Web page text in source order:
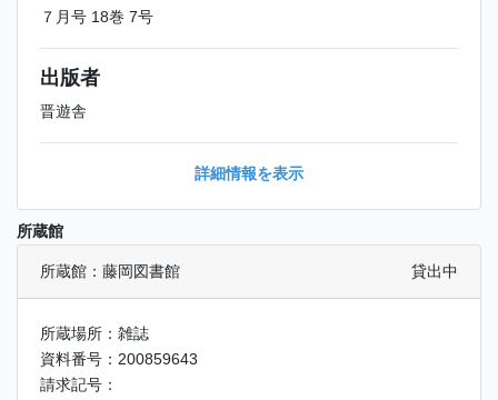
７月号 18巻 7号
出版者
晋遊舎
詳細情報を表示
所蔵館
所蔵館：藤岡図書館 貸出中
所蔵場所：雑誌
資料番号：200859643
請求記号：